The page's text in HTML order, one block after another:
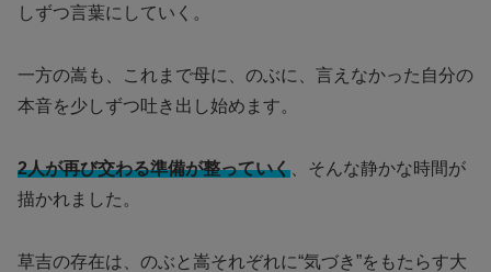
しずつ言葉にしていく。
一方の嵩も、これまで母に、のぶに、言えなかった自分の
本音を少しずつ吐き出し始めます。
2人が再び交わる準備が整っていく 、そんな静かな時間が
描かれました。
草吉の存在は、のぶと嵩それぞれに“気づき”をもたらす大